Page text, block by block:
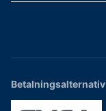
Betalningsalternativ